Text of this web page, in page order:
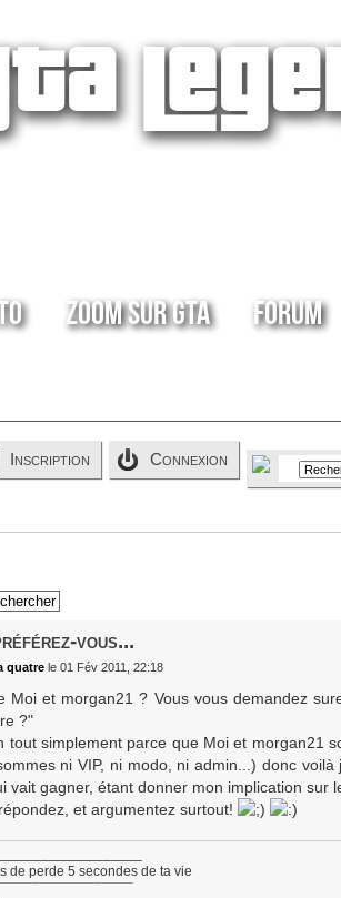
Zoom sur GTA Forum
Inscription Connexion
vous...
quatrele 01 Fév 2011, 22:18
Moi et morgan21 ? Vous vous demandez
?"
tout simplement parce que Moi et morgan21
ni VIP, ni modo, ni admin...) donc
vait gagner, étant donner mon implication sur
et argumentez surtout!
de perde 5 secondes de ta vie